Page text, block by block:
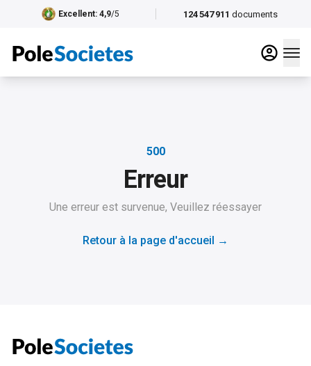
124 547 911 documents
Excellent: 4,9/5
500
Erreur
Une erreur est survenue, Veuillez réessayer
Retour à la page d'accueil →